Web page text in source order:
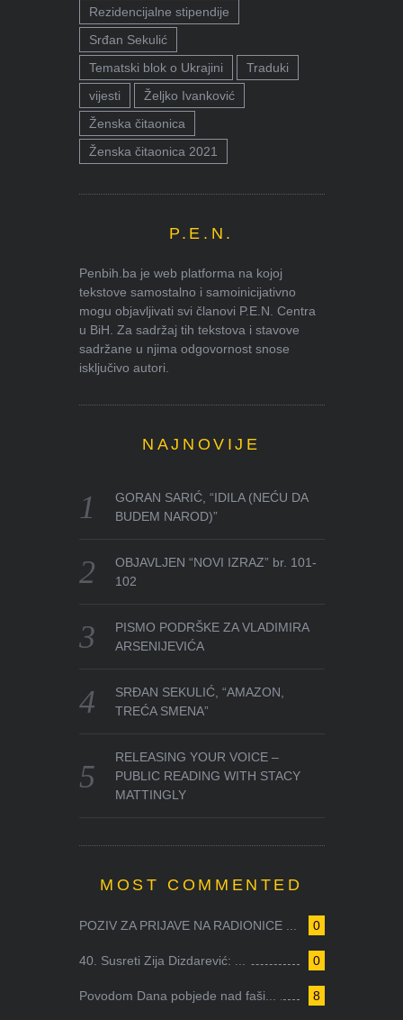
Rezidencijalne stipendije
Srđan Sekulić
Tematski blok o Ukrajini
Traduki
vijesti
Željko Ivanković
Ženska čitaonica
Ženska čitaonica 2021
P.E.N.
Penbih.ba je web platforma na kojoj
tekstove samostalno i samoinicijativno
mogu objavljivati svi članovi P.E.N. Centra
u BiH. Za sadržaj tih tekstova i stavove
sadržane u njima odgovornost snose
isključivo autori.
NAJNOVIJE
GORAN SARIĆ, “IDILA (NEĆU DA
BUDEM NAROD)”
OBJAVLJEN “NOVI IZRAZ” br. 101-
102
PISMO PODRŠKE ZA VLADIMIRA
ARSENIJEVIĆA
SRĐAN SEKULIĆ, “AMAZON,
TREĆA SMENA”
RELEASING YOUR VOICE –
PUBLIC READING WITH STACY
MATTINGLY
MOST COMMENTED
0
POZIV ZA PRIJAVE NA RADIONICE ...
0
40. Susreti Zija Dizdarević: ...
8
Povodom Dana pobjede nad faši...